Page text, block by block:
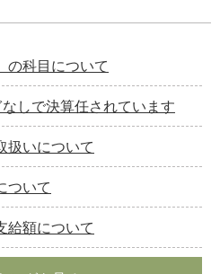
の科目について
しで決算任されています
扱いについて
ついて
給額について